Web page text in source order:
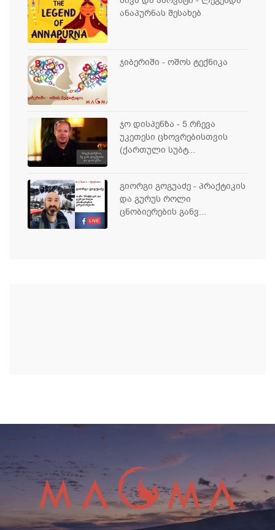
ანაპურნას შესახებ
ჯიბერიში - ოშოს ტექნიკა
ჯო დისპენზა - 5 რჩევა
უკეთესი ცხოვრებისთვის
(ქართული სუბტ...
გიორგი გოგუაძე - პრაქტიკის
და გურუს როლი
ცნობიერების განვ...